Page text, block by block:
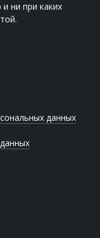
ни при каких
данных